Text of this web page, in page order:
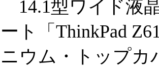
14.1型ワイド液
ート「ThinkPad
ニウム・トップカ